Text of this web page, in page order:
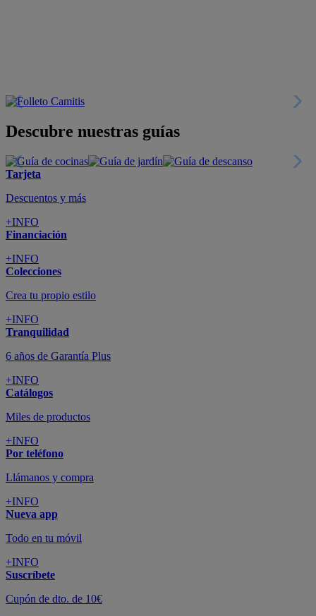
Descubre nuestras guías
Tarjeta
Descuentos y más
+INFO
Financiación
+INFO
Colecciones
Crea tu propio estilo
+INFO
Tranquilidad
6 años de Garantía Plus
+INFO
Catálogos
Miles de productos
+INFO
Por teléfono
Llámanos y compra
+INFO
Nueva app
Todo en tu móvil
+INFO
Suscríbete
Cupón de dto. de 10€